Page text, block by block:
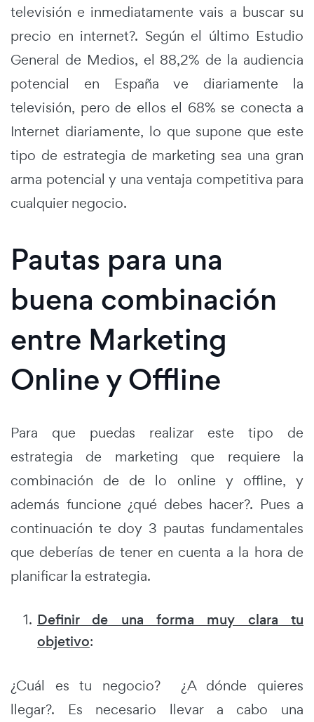
televisión e inmediatamente vais a buscar su
precio en internet?. Según el último Estudio
General de Medios, el 88,2% de la audiencia
potencial en España ve diariamente la
televisión, pero de ellos el 68% se conecta a
Internet diariamente, lo que supone que este
tipo de estrategia de marketing sea una gran
arma potencial y una ventaja competitiva para
cualquier negocio.
Pautas para una
buena combinación
entre Marketing
Online y Offline
Para que puedas realizar este tipo de
estrategia de marketing que requiere la
combinación de de lo online y offline, y
además funcione ¿qué debes hacer?. Pues a
continuación te doy 3 pautas fundamentales
que deberías de tener en cuenta a la hora de
planificar la estrategia.
Definir de una forma muy clara tu
objetivo:
¿Cuál es tu negocio? ¿A dónde quieres
llegar?. Es necesario llevar a cabo una